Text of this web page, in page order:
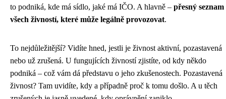
to podniká, kde má sídlo, jaké má IČO. A hlavně – přesný seznam
všech živností, které může legálně provozovat.
To nejdůležitější? Vidíte hned, jestli je živnost aktivní, pozastavená
nebo už zrušená. U fungujících živností zjistíte, od kdy někdo
podniká – což vám dá představu o jeho zkušenostech. Pozastavená
živnost? Tam uvidíte, kdy a případně proč k tomu došlo. A u těch